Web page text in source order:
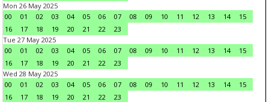
Mon 26 May 2025
00
01 02 03 04 05 06 07 08 09 10 11 12 13 14
15
16
17 18 19 20 21 22
23
Tue 27 May 2025
00
01 02 03 04 05 06 07 08 09 10 11 12 13 14
15
16
17 18 19 20 21 22
23
Wed 28 May 2025
00
01 02 03 04 05 06 07 08 09 10 11 12 13 14
15
16
17 18 19 20 21 22
23